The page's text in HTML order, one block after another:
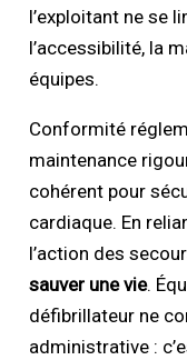
l’exploitant ne se
l’accessibilité, la
équipes.
Conformité
maintenance
cohérent pour
cardiaque. En
l’action des
sauver une vie.
défibrillateur ne
administrative :